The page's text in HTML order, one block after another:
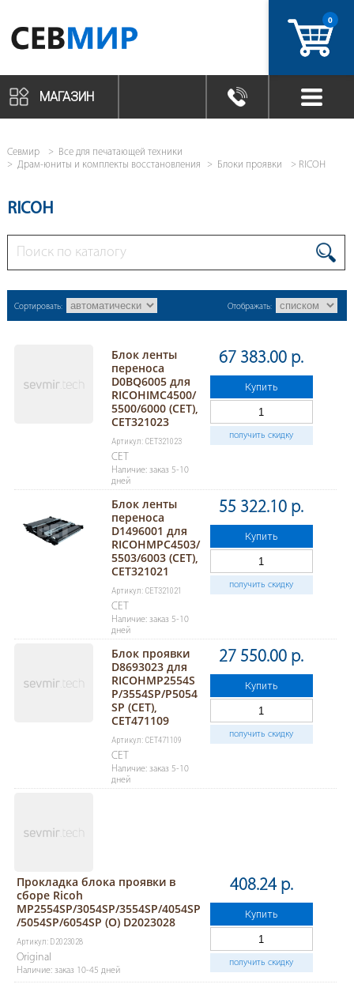
0
МАГАЗИН
Севмир
Все для печатающей техники
Драм-юниты и комплекты восстановления
Блоки проявки RICOH
RICOH
Сортировать: Отображать:
Блок ленты
переноса
D0BQ6005 для
RICOHIMC4500/
5500/6000 (CET),
CET321023
Артикул: CET321023
CET
Наличие: заказ 5-10
дней
67 383.00 р.
Купить
получить скидку
Блок ленты
переноса
D1496001 для
RICOHMPC4503/
5503/6003 (CET),
CET321021
Артикул: CET321021
CET
Наличие: заказ 5-10
дней
55 322.10 р.
Купить
получить скидку
Блок проявки
D8693023 для
RICOHMP2554S
P/3554SP/P5054
SP (CET),
CET471109
Артикул: CET471109
CET
Наличие: заказ 5-10
дней
27 550.00 р.
Купить
получить скидку
Прокладка блока проявки в
сборе Ricoh
MP2554SP/3054SP/3554SP/4054SP
/5054SP/6054SP (O) D2023028
Артикул: D2023028
Original
Наличие: заказ 10-45 дней
408.24 р.
Купить
получить скидку